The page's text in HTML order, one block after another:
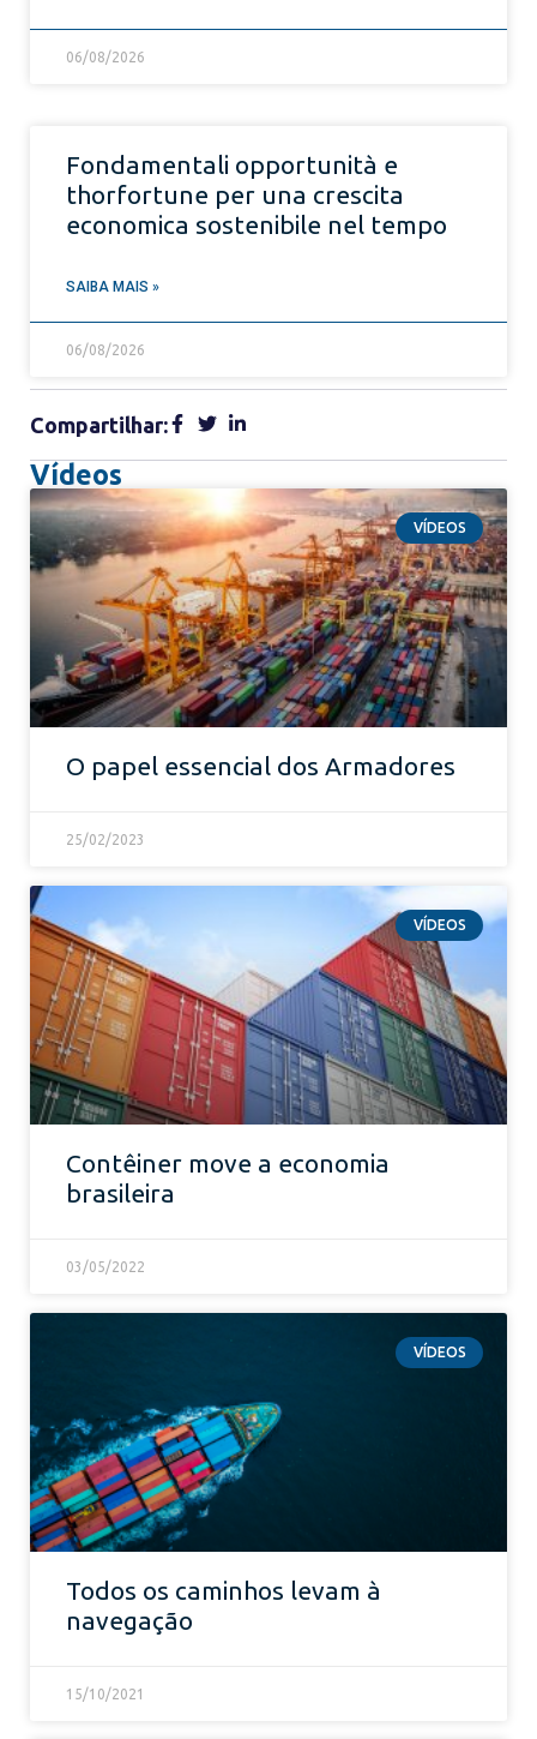
06/08/2026
Fondamentali opportunità e
thorfortune per una crescita
economica sostenibile nel tempo
SAIBA MAIS »
06/08/2026
Compartilhar:
Vídeos
VÍDEOS
O papel essencial dos Armadores
25/02/2023
VÍDEOS
Contêiner move a economia
brasileira
03/05/2022
VÍDEOS
Todos os caminhos levam à
navegação
15/10/2021